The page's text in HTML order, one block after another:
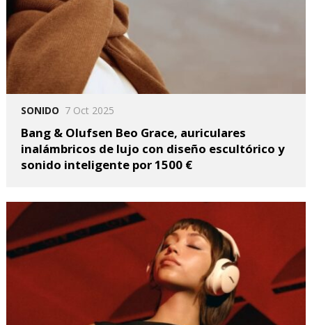
SONIDO 7 Oct 2025
Bang & Olufsen Beo Grace, auriculares
inalámbricos de lujo con diseño escultórico y
sonido inteligente por 1500 €